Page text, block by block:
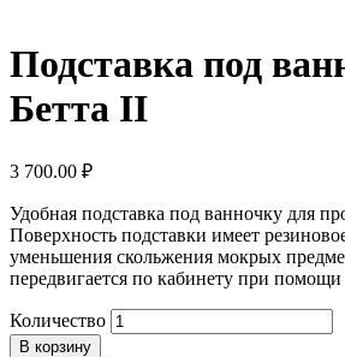
Подставка под
Бетта II
3 700.00 ₽
Удобная подставка под ванночку для
Поверхность подставки имеет
уменьшения скольжения мокрых
передвигается по кабинету при помощи
Количество
В корзину